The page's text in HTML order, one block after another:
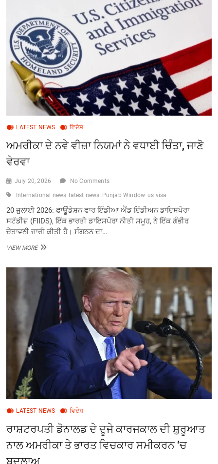
ਪਹੁੰਚੇ,
ਭਾਰਤੀ
ਰਾਜ
ਮੁਖੀ
ਦਾ
ਪਹਿਲਾ
ਦੌਰਾ
LATEST NEWS ਵਿਦੇਸ਼
ਅਮਰੀਕਾ ਦੇ ਨਵੇ ਵੀਜ਼ਾ ਨਿਯਮਾਂ ਨੇ ਵਧਾਈ ਚਿੰਤਾ, ਜਾਣੋ
ਵੇਰਵਾ
July 20, 2026 No Comments
International news latest news Punjab Window us visa
20 ਜੁਲਾਈ 2026: ਫਾਊਂਡੇਸ਼ਨ ਫਾਰ ਇੰਡੀਆ ਐਂਡ ਇੰਡੀਅਨ ਡਾਇਸਪੋਰਾ
ਸਟੱਡੀਜ਼ (FIIDS), ਇੱਕ ਭਾਰਤੀ ਡਾਇਸਪੋਰਾ ਨੀਤੀ ਸਮੂਹ, ਨੇ ਇੱਕ ਗੰਭੀਰ
ਚੇਤਾਵਨੀ ਜਾਰੀ ਕੀਤੀ ਹੈ। ਸੰਗਠਨ ਦਾ…
VIEW MOREਅਮਰੀਕਾ
ਵੀਜ਼ਾ
ਨਿਯਮਾਂ
ਵਧਾਈ
ਚਿੰਤਾ,
LATEST NEWS ਵਿਦੇਸ਼
ਰਾਸ਼ਟਰਪਤੀ ਡੋਨਾਲਡ ਦੇ ਦੂਜੇ ਕਾਰਜਕਾਲ ਦੀ ਸ਼ੁਰੂਆਤ
ਨਾਲ ਅਮਰੀਕਾ ਤੇ ਭਾਰਤ ਵਿਚਕਾਰ ਸਮੀਕਰਨ ‘ਚ
ਬਦਲਾਅ